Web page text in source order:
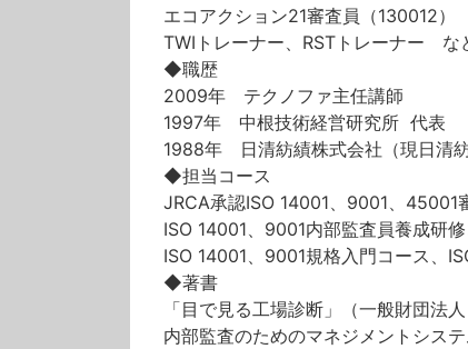
エコアクション21審査員（130012）
TWIトレーナー、RSTトレーナー な
◆職歴
2009年 テクノファ主任講師
1997年 中根技術経営研究所 代表
1988年 日清紡績株式会社（現日清
◆担当コース
JRCA承認ISO 14001、9001、45001
ISO 14001、9001内部監査員養成研
ISO 14001、9001規格入門コース、
◆著書
「目で見る工場診断」（一般財団法
内部監査のためのマネジメントシス